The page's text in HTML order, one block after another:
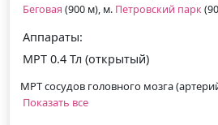
Беговая (900 м), м. Петровский парк
Аппараты:
МРТ 0.4 Тл (открытый)
МРТ сосудов головного мозга
Показать все